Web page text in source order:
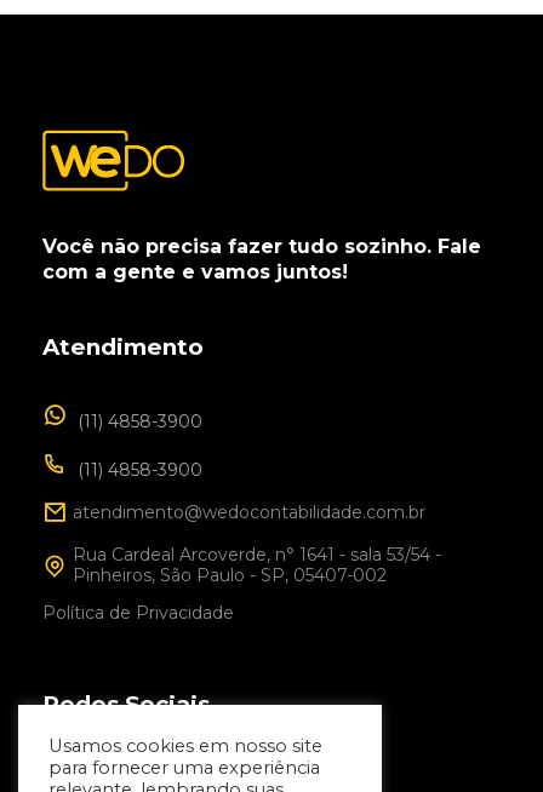
Você não precisa fazer tudo sozinho. Fale
com a gente e vamos juntos!
Atendimento
(11) 4858-3900
(11) 4858-3900
atendimento@wedocontabilidade.com.br
Rua Cardeal Arcoverde, n° 1641 - sala 53/54 -
Pinheiros, São Paulo - SP, 05407-002
Política de Privacidade
Redes Sociais
Facebook
Usamos cookies em nosso site
para fornecer uma experiência